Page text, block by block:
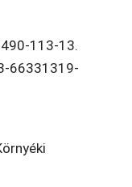
113-13.
66331319-